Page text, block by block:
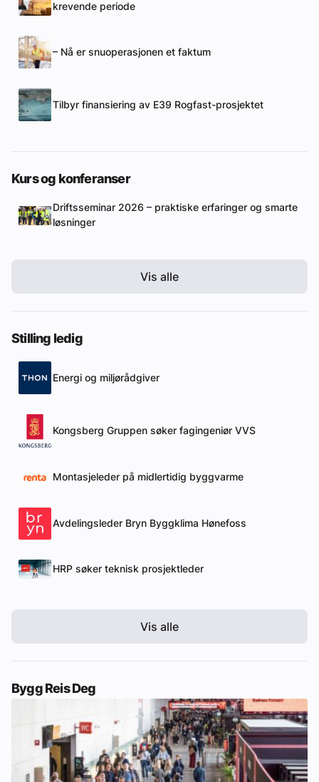
krevende periode
– Nå er snuoperasjonen et faktum
Tilbyr finansiering av E39 Rogfast-prosjektet
Kurs og konferanser
Driftsseminar 2026 – praktiske erfaringer og smarte
løsninger
Vis alle
Stilling ledig
Energi og miljørådgiver
Kongsberg Gruppen søker fagingeniør VVS
Montasjeleder på midlertidig byggvarme
Avdelingsleder Bryn Byggklima Hønefoss
HRP søker teknisk prosjektleder
Vis alle
Bygg Reis Deg